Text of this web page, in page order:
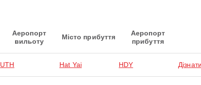
Аеропорт
вильоту
Місто прибуття
Аеропорт
прибуття
UTH Hat Yai HDY